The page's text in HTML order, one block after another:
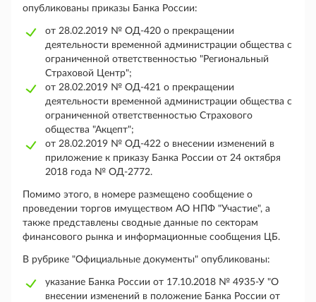
опубликованы приказы Банка России:
от 28.02.2019 № ОД-420 о прекращении
деятельности временной администрации общества с
ограниченной ответственностью "Региональный
Страховой Центр";
от 28.02.2019 № ОД-421 о прекращении
деятельности временной администрации общества с
ограниченной ответственностью Страхового
общества "Акцепт";
от 28.02.2019 № ОД-422 о внесении изменений в
приложение к приказу Банка России от 24 октября
2018 года № ОД-2772.
Помимо этого, в номере размещено сообщение о
проведении торгов имуществом АО НПФ "Участие", а
также представлены сводные данные по секторам
финансового рынка и информационные сообщения ЦБ.
В рубрике "Официальные документы" опубликованы:
указание Банка России от 17.10.2018 № 4935-У "О
внесении изменений в положение Банка России от